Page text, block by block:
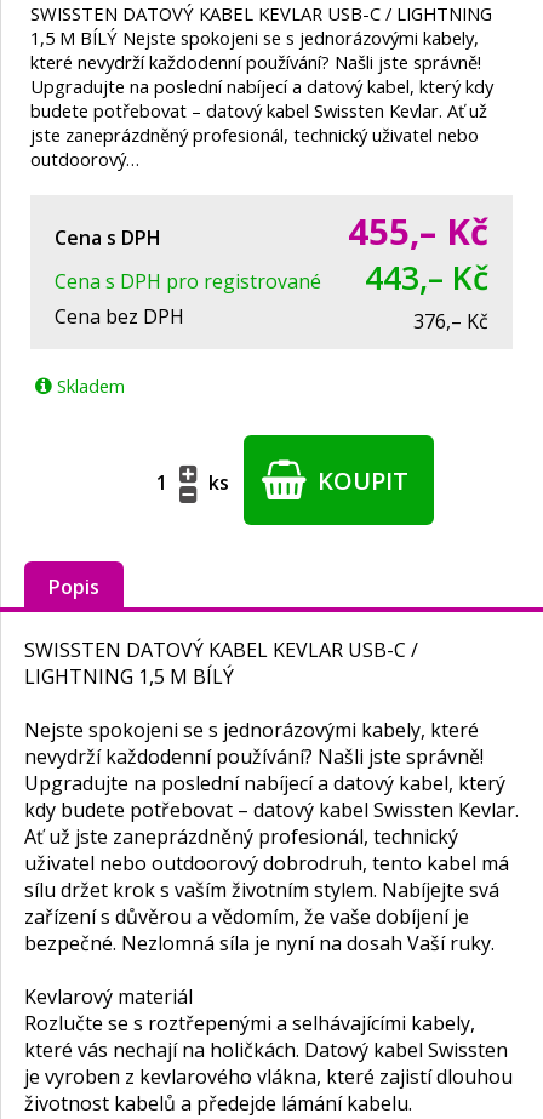
SWISSTEN DATOVÝ KABEL KEVLAR USB-C / LIGHTNING
1,5 M BÍLÝ Nejste spokojeni se s jednorázovými kabely,
které nevydrží každodenní používání? Našli jste správně!
Upgradujte na poslední nabíjecí a datový kabel, který kdy
budete potřebovat – datový kabel Swissten Kevlar. Ať už
jste zaneprázdněný profesionál, technický uživatel nebo
outdoorový…
Cena s DPH 455,– Kč
Cena s DPH pro registrované 443,– Kč
Cena bez DPH 376,– Kč
Skladem
ks KOUPIT
Popis
SWISSTEN DATOVÝ KABEL KEVLAR USB-C /
LIGHTNING 1,5 M BÍLÝ
Nejste spokojeni se s jednorázovými kabely, které
nevydrží každodenní používání? Našli jste správně!
Upgradujte na poslední nabíjecí a datový kabel, který
kdy budete potřebovat – datový kabel Swissten Kevlar.
Ať už jste zaneprázdněný profesionál, technický
uživatel nebo outdoorový dobrodruh, tento kabel má
sílu držet krok s vaším životním stylem. Nabíjejte svá
zařízení s důvěrou a vědomím, že vaše dobíjení je
bezpečné. Nezlomná síla je nyní na dosah Vaší ruky.
Kevlarový materiál
Rozlučte se s roztřepenými a selhávajícími kabely,
které vás nechají na holičkách. Datový kabel Swissten
je vyroben z kevlarového vlákna, které zajistí dlouhou
životnost kabelů a předejde lámání kabelu.